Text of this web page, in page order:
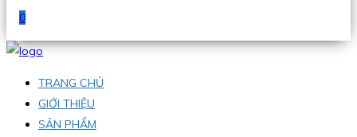
0
TRANG CHỦ
GIỚI THIỆU
SẢN PHẨM